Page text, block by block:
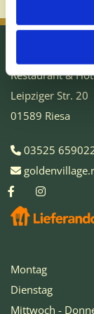
Restaurant &
Leipziger Str. 20
01589 Riesa
 03525

Montag
Dienstag
Mittwoch -